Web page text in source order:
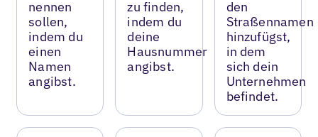
nennen
sollen,
indem du
einen
Namen
angibst.
zu finden,
indem du
deine
Hausnummer
angibst.
den
Straßennamen
hinzufügst,
in dem
sich dein
Unternehmen
befindet.